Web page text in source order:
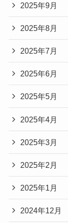
2025年9月
2025年8月
2025年7月
2025年6月
2025年5月
2025年4月
2025年3月
2025年2月
2025年1月
2024年12月